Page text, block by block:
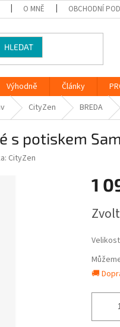
O MNĚ OBCHODNÍ
HLEDAT
Výhodně Články
CityZen BREDA
s potiskem
CityZen
1
cena:
Velikost
🚚